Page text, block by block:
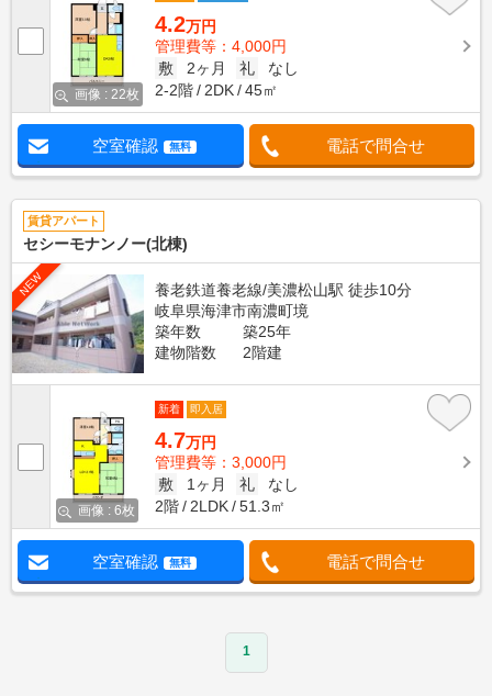
画像 : 22枚
4.2万円
管理費等：4,000円
敷
2ヶ月 礼
なし
2-2階
2DK 45㎡
空室確認 無料 電話で問合せ
賃貸アパート
セシーモナンノー(北棟)
NEW
養老鉄道養老線/美濃松山駅 徒歩10分
岐阜県海津市南濃町境
築年数
築25年
建物階数
2階建
画像 : 6枚
新着 即入居
4.7万円
管理費等：3,000円
敷
1ヶ月 礼
なし
2階
2LDK 51.3㎡
空室確認 無料 電話で問合せ
1